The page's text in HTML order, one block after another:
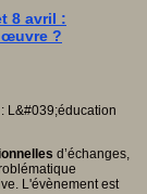
8 avril :
œuvre ?
d’échanges,
L'évènement est